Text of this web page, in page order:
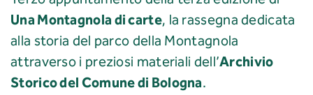
Una Montagnola di carte, la rassegna dedicata
alla storia del parco della Montagnola
attraverso i preziosi materiali dell’Archivio
Storico del Comune di Bologna.